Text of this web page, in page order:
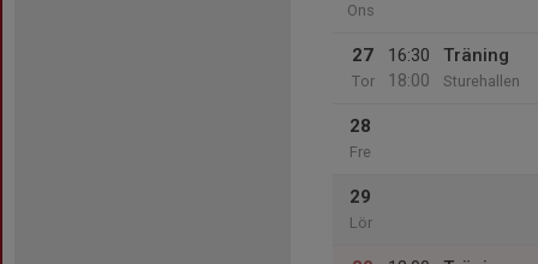
Ons
27
Tor
16:30
18:00
Träning
Sturehallen
28
Fre
29
Lör